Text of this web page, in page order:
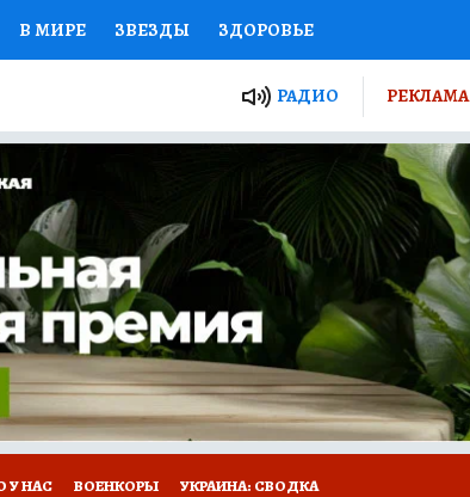
В МИРЕ ЗВЕЗДЫ ЗДОРОВЬЕ
ПРОЕКТЫ РОССИИ
ЖЕНСКИЕ СЕКРЕТЫ ПУТЕВОДИТЕЛЬ
ДЕФИЦИТ ЖЕЛЕЗА ТУРИЗМ
РЕКЛАМА РАБОТА У НАС ГИД ПОТРЕБИТЕЛЯ
РАДИО РЕКЛАМА
У НАС ВОЕНКОРЫ УКРАИНА: СВОДКА